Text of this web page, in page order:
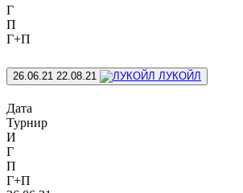
Г
П
Г+П
26.06.21 22.08.21 ЛУКОЙЛ
Дата
Турнир
И
Г
П
Г+П